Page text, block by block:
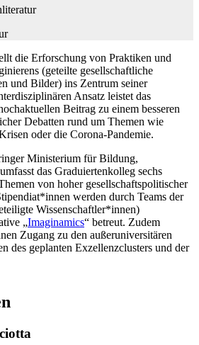
die Erforschung von Praktiken und
(geteilte gesellschaftliche
und Bilder) ins Zentrum seiner
Ansatz leistet das
Beitrag zu einem besseren
Debatten rund um Themen wie
oder die Corona-Pandemie.
Ministerium für Bildung,
das Graduiertenkolleg sechs
von hoher gesellschaftspolitischer
werden durch Teams der
Wissenschaftler*innen)
„Imaginamics“ betreut. Zudem
Zugang zu den außeruniversitären
des geplanten Exzellenzclusters und der